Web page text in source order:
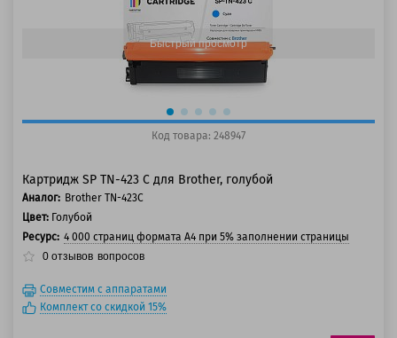
Быстрый просмотр
Код товара: 248947
Картридж SP TN-423 C для Brother, голубой
Аналог: Brother TN-423C
Цвет: Голубой
Ресурс: 4 000 страниц формата А4 при 5% заполнении страницы
0 отзывов вопросов
Совместим с аппаратами
Комплект со скидкой 15%